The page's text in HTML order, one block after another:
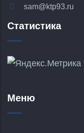
sam@ktp93.ru
Статистика
Меню